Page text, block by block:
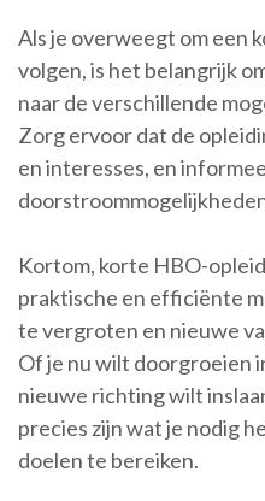
Als je overweegt om een
volgen, is het belangrijk
naar de verschillende
Zorg ervoor dat de
en interesses, en
Kortom, korte HBO-
praktische en efficiënte
te vergroten en nieuwe
Of je nu wilt doorgroeien
nieuwe richting wilt
precies zijn wat je nodig
doelen te bereiken.